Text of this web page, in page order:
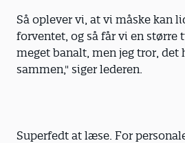
Så oplever vi, at vi måske kan
forventet, og så får vi en større
meget banalt, men jeg tror,
sammen," siger lederen.
Superfedt at læse. For